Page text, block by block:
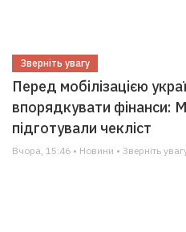
Зверніть увагу
Перед мобілізацією
впорядкувати фінанси:
підготували чекліст
Вчора, 15:46 • Новини • Зверніть